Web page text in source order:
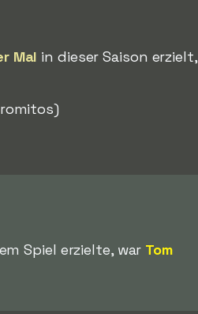
Mal in dieser Saison erzielt,
Spiel erzielte, war Tom